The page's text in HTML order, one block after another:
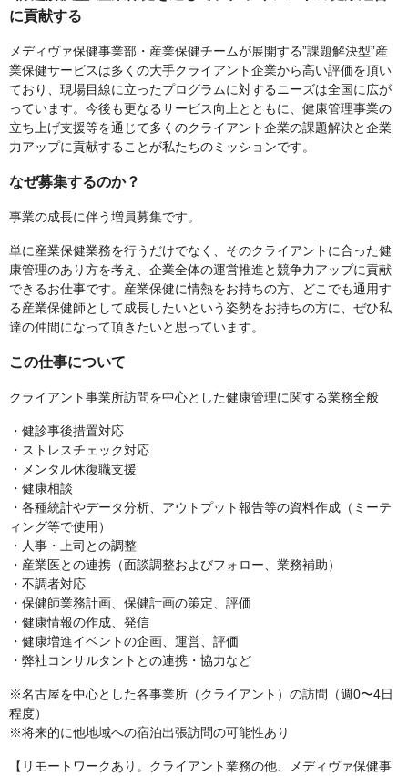
に貢献する
メディヴァ保健事業部・産業保健チームが展開する”課題解決型”産
業保健サービスは多くの大手クライアント企業から高い評価を頂い
ており、現場目線に立ったプログラムに対するニーズは全国に広が
っています。今後も更なるサービス向上とともに、健康管理事業の
立ち上げ支援等を通じて多くのクライアント企業の課題解決と企業
力アップに貢献することが私たちのミッションです。
なぜ募集するのか？
事業の成長に伴う増員募集です。
単に産業保健業務を行うだけでなく、そのクライアントに合った健
康管理のあり方を考え、企業全体の運営推進と競争力アップに貢献
できるお仕事です。産業保健に情熱をお持ちの方、どこでも通用す
る産業保健師として成長したいという姿勢をお持ちの方に、ぜひ私
達の仲間になって頂きたいと思っています。
この仕事について
クライアント事業所訪問を中心とした健康管理に関する業務全般
・健診事後措置対応
・ストレスチェック対応
・メンタル休復職支援
・健康相談
・各種統計やデータ分析、アウトプット報告等の資料作成（ミーテ
ィング等で使用）
・人事・上司との調整
・産業医との連携（面談調整およびフォロー、業務補助）
・不調者対応
・保健師業務計画、保健計画の策定、評価
・健康情報の作成、発信
・健康増進イベントの企画、運営、評価
・弊社コンサルタントとの連携・協力など
※名古屋を中心とした各事業所（クライアント）の訪問（週0〜4日
程度）
※将来的に他地域への宿泊出張訪問の可能性あり
【リモートワークあり。クライアント業務の他、メディヴァ保健事